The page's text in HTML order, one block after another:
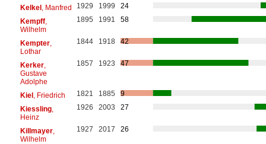
Kelkel, Manfred 1929 1999
24
Kempff,
Wilhelm
1895 1991 58
Kempter,
Lothar
1844 1918 42
Kerker,
Gustave
Adolphe
1857 1923 47
Kiel, Friedrich 1821 1885
9
Kiessling,
Heinz
1926 2003 27
Killmayer,
Wilhelm
1927 2017 26